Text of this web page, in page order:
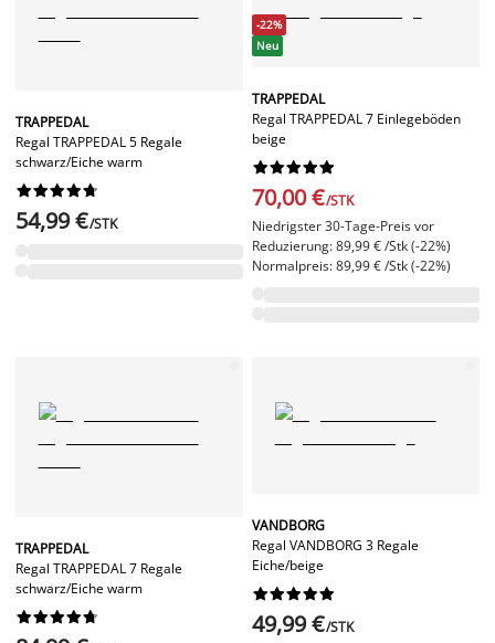
TRAPPEDAL
Regal TRAPPEDAL 5 Regale
schwarz/Eiche warm






54,99 €/STK
-22%
Neu
TRAPPEDAL
Regal TRAPPEDAL 7 Einlegeböden
beige






70,00 €/STK
Niedrigster 30-Tage-Preis vor
Reduzierung: 89,99 € /Stk (-22%)
Normalpreis: 89,99 € /Stk (-22%)
TRAPPEDAL
Regal TRAPPEDAL 7 Regale
schwarz/Eiche warm






VANDBORG
Regal VANDBORG 3 Regale
Eiche/beige






49,99 €/STK